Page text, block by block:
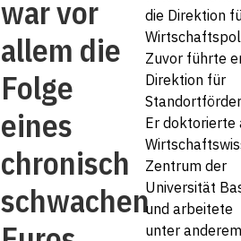
war vor
allem die
Folge
eines
chronisch
schwachen
die Direktion
Zuvor führte
Direktion für
Er doktorierte
Zentrum der
Universität
und arbeitete
unter